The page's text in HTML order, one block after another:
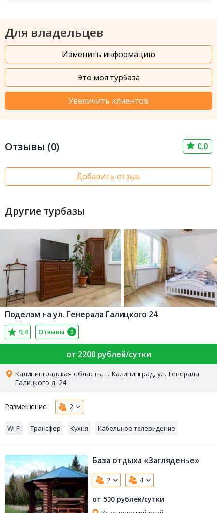
Для владельцев
Изменить информацию
Это моя турбаза
Увеличить клиентов
Отзывы (0) 0,0
Добавить отзыв
Другие турбазы
Поделам на ул. Генерала Галицкого 24
9,4 Отзывы 0
от 2200 рублей/сутки
Калининградская область, г. Калининград, ул. Генерала
Галицкого д. 24
Размещение: 2
Wi-Fi Трансфер Кухня Кабельное телевидение
База отдыха «Загляденье»
2 4
от 500 рублей/сутки